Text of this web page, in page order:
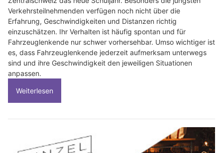
Verkehrsteilnehmenden verfügen noch nicht über die
Erfahrung, Geschwindigkeiten und Distanzen richtig
einzuschätzen. Ihr Verhalten ist häufig spontan und für
Fahrzeuglenkende nur schwer vorhersehbar. Umso wichtiger ist
es, dass Fahrzeuglenkende jederzeit aufmerksam unterwegs
sind und ihre Geschwindigkeit den jeweiligen Situationen
anpassen.
Weiterlesen